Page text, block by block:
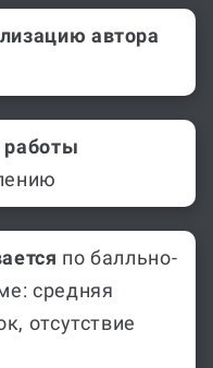
автора
по балльно-
средняя
отсутствие